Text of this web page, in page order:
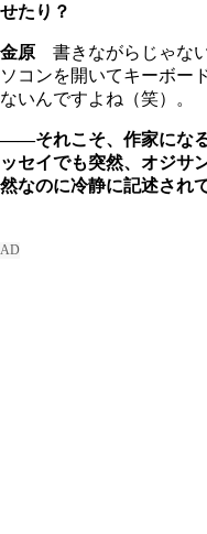
せたり？
金原 書きながらじゃな
ソコンを開いてキーボー
ないんですよね（笑）。
――それこそ、作家にな
ッセイでも突然、オジサ
然なのに冷静に記述され